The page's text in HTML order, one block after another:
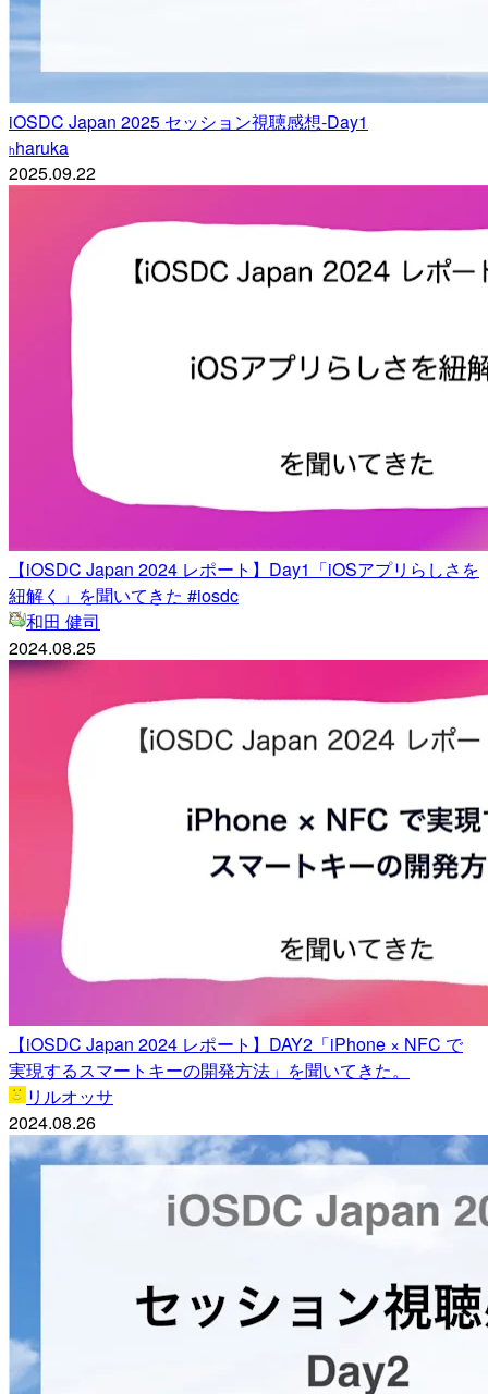
iOSDC Japan 2025 セッション視聴感想-Day1
hharuka
2025.09.22
【iOSDC Japan 2024 レポート】Day1「iOSアプリらしさを
紐解く」を聞いてきた #iosdc
和田 健司
2024.08.25
【iOSDC Japan 2024 レポート】DAY2「iPhone × NFC で
実現するスマートキーの開発方法」を聞いてきた。
リルオッサ
2024.08.26